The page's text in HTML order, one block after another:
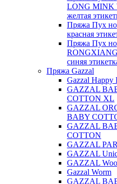
LONG MINK
желтая
Пряжа Пух
красная
Пряжа Пух
синяя
Пряжа Gazzal
Gazzal Happy
GAZZAL
COTTON XL
GAZZAL
BABY
GAZZAL
COTTON
GAZZAL
GAZZAL
GAZZAL
Gazzal Worm
GAZZAL